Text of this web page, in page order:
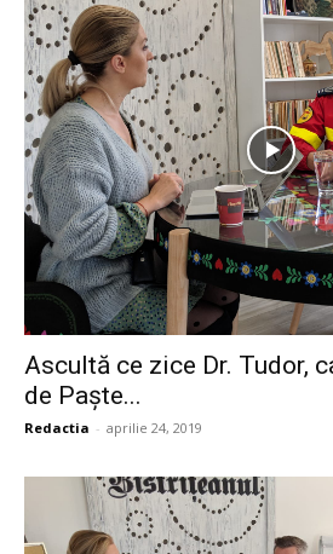
Ascultă ce zice Dr. Tudor,
de Paște...
Redactia - aprilie 24, 2019